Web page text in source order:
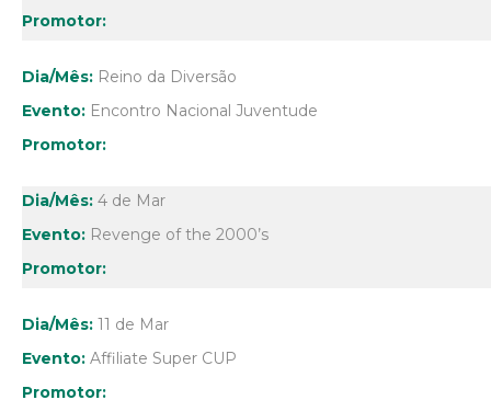
Reino da Diversão
Encontro Nacional Juventude
4 de Mar
Revenge of the 2000’s
11 de Mar
Affiliate Super CUP